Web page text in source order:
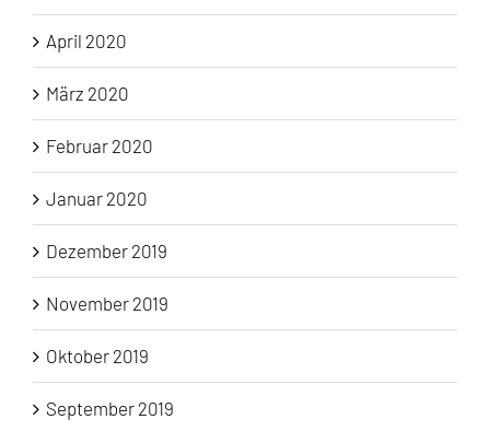
April 2020
März 2020
Februar 2020
Januar 2020
Dezember 2019
November 2019
Oktober 2019
September 2019